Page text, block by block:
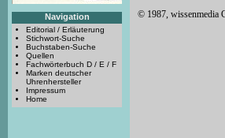
Navigation
Editorial / Erläuterung
Stichwort-Suche
Buchstaben-Suche
Quellen
Fachwörterbuch D / E / F
Marken deutscher
Uhrenhersteller
Impressum
Home
© 1987, wissenmedia